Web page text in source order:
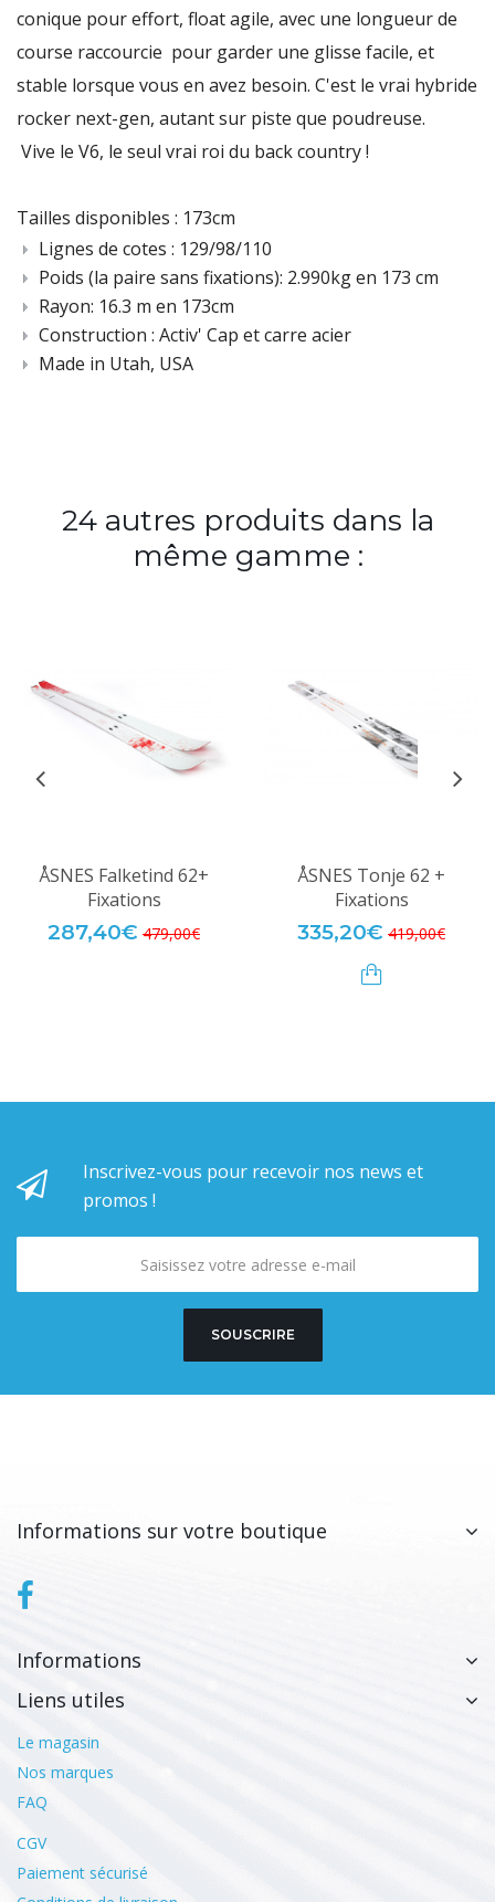
conique pour effort, float agile, avec une longueur de
course raccourcie pour garder une glisse facile, et
stable lorsque vous en avez besoin. C'est le vrai hybride
rocker next-gen, autant sur piste que poudreuse.
Vive le V6, le seul vrai roi du back country !
Tailles disponibles : 173cm
Lignes de cotes : 129/98/110
Poids (la paire sans fixations): 2.990kg en 173 cm
Rayon: 16.3 m en 173cm
Construction : Activ' Cap et carre acier
Made in Utah, USA
24 autres produits dans la
même gamme :
ÅSNES Falketind 62+
Fixations
287,40€ 479,00€
ÅSNES Tonje 62 +
Fixations
335,20€ 419,00€
Inscrivez-vous pour recevoir nos news et
promos !
SOUSCRIRE
Informations sur votre boutique
Informations
Liens utiles
Le magasin
Nos marques
FAQ
CGV
Paiement sécurisé